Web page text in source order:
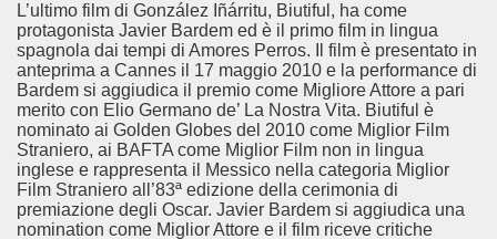
L’ultimo film di González Iñárritu, Biutiful, ha come
protagonista Javier Bardem ed è il primo film in lingua
spagnola dai tempi di Amores Perros. Il film è presentato in
anteprima a Cannes il 17 maggio 2010 e la performance di
Bardem si aggiudica il premio come Migliore Attore a pari
merito con Elio Germano de’ La Nostra Vita. Biutiful è
nominato ai Golden Globes del 2010 come Miglior Film
Straniero, ai BAFTA come Miglior Film non in lingua
inglese e rappresenta il Messico nella categoria Miglior
Film Straniero all’83ª edizione della cerimonia di
premiazione degli Oscar. Javier Bardem si aggiudica una
nomination come Miglior Attore e il film riceve critiche